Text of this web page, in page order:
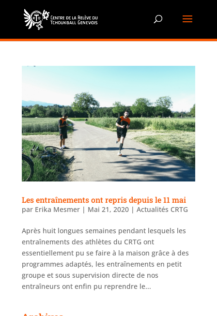
Les entraînements ont repris depuis le 11 mai
par Erika Mesmer| Mai 21, 2020| Actualités CRTG
Après huit longues semaines pendant lesquels les
entraînements des athlètes du CRTG ont
essentiellement pu se faire à la maison grâce à des
programmes adaptés, les entraînements en petit
groupe et sous supervision directe de nos
entraîneurs ont enfin pu reprendre le...